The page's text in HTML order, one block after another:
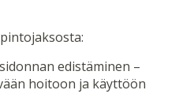
edistäminen –
hoitoon ja käyttöön